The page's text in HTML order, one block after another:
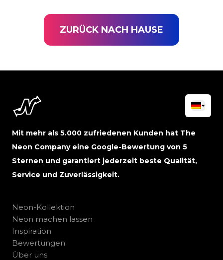
ZURÜCK NACH HAUSE
Mit mehr als 5.000 zufriedenen Kunden hat The
Neon Company eine Google-Bewertung von 5
Sternen und garantiert jederzeit beste Qualität,
Service und Zuverlässigkeit.
Neon-Kollektion
Neon machen lassen
Inspiration
Bewertungen
Über uns